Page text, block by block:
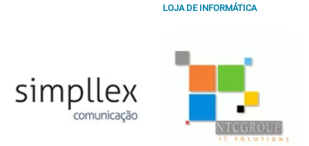
LOJA DE INFORMÁTICA